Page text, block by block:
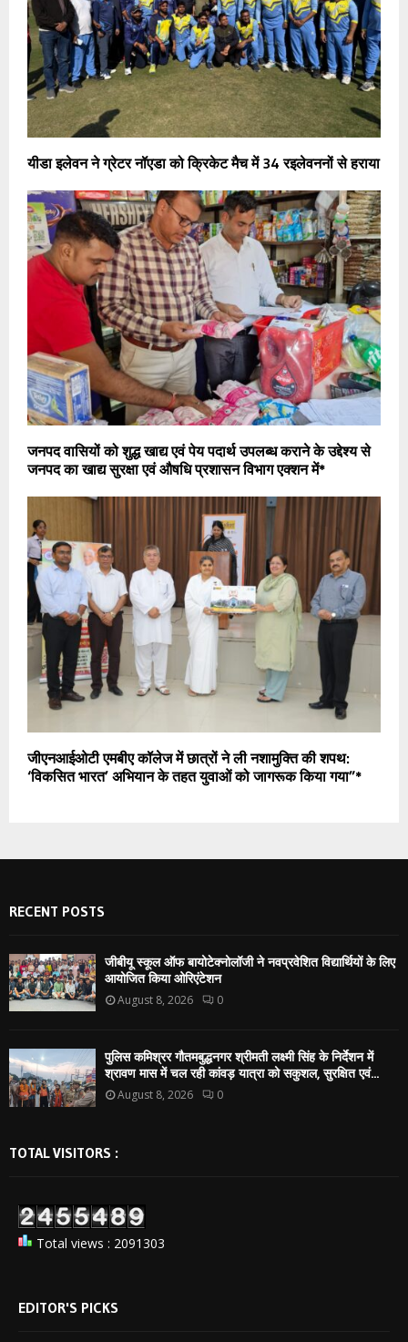
यीडा इलेवन ने ग्रेटर नॉएडा को क्रिकेट मैच में 34 रइलेवननों से हराया
जनपद वासियों को शुद्ध खाद्य एवं पेय पदार्थ उपलब्ध कराने के उद्देश्य से
जनपद का खाद्य सुरक्षा एवं औषधि प्रशासन विभाग एक्शन में*
जीएनआईओटी एमबीए कॉलेज में छात्रों ने ली नशामुक्ति की शपथ:
‘विकसित भारत’ अभियान के तहत युवाओं को जागरूक किया गया”*
RECENT POSTS
जीबीयू स्कूल ऑफ बायोटेक्नोलॉजी ने नवप्रवेशित विद्यार्थियों के लिए
आयोजित किया ओरिएंटेशन
August 8, 2026 0
पुलिस कमिश्रर गौतमबुद्धनगर श्रीमती लक्ष्मी सिंह के निर्देशन में
श्रावण मास में चल रही कांवड़ यात्रा को सकुशल, सुरक्षित एवं...
August 8, 2026 0
TOTAL VISITORS :
Total views : 2091303
EDITOR'S PICKS